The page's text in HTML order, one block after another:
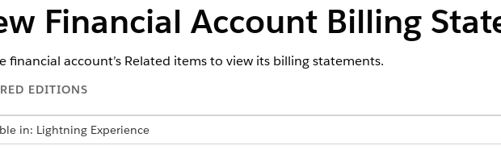
Financial Account Billing
financial account’s Related items to view its billing statements.
EDITIONS
in: Lightning Experience